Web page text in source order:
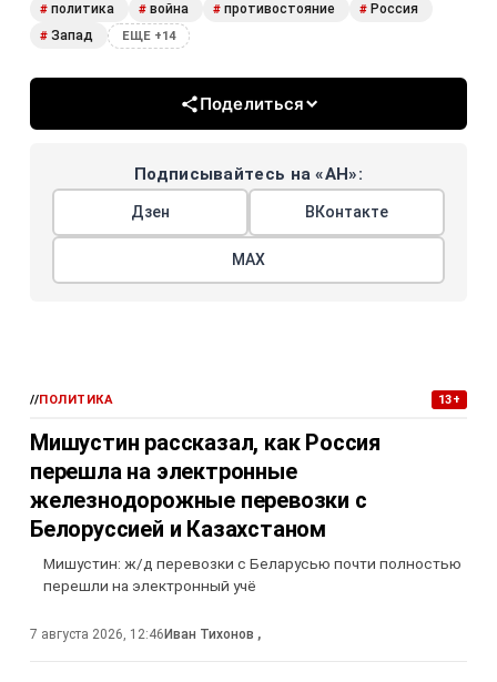
# политика # война # противостояние # Россия
# Запад ЕЩЕ +14
Поделиться
Подписывайтесь на «АН»:
Дзен ВКонтакте
МАХ
//ПОЛИТИКА 13+
Мишустин рассказал, как Россия
перешла на электронные
железнодорожные перевозки с
Белоруссией и Казахстаном
Мишустин: ж/д перевозки с Беларусью почти полностью
перешли на электронный учё
7 августа 2026, 12:46 Иван Тихонов ,